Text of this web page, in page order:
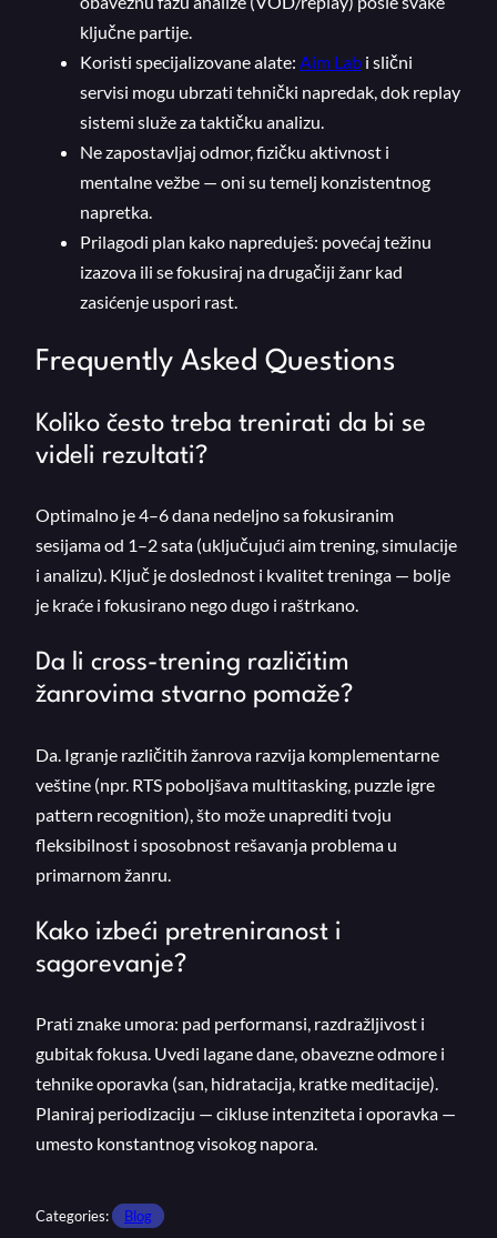
ključne partije.
Koristi specijalizovane alate: Aim Lab i slični
servisi mogu ubrzati tehnički napredak, dok replay
sistemi služe za taktičku analizu.
Ne zapostavljaj odmor, fizičku aktivnost i
mentalne vežbe — oni su temelj konzistentnog
napretka.
Prilagodi plan kako napreduješ: povećaj težinu
izazova ili se fokusiraj na drugačiji žanr kad
zasićenje uspori rast.
Frequently Asked Questions
Koliko često treba trenirati da bi se
videli rezultati?
Optimalno je 4–6 dana nedeljno sa fokusiranim
sesijama od 1–2 sata (uključujući aim trening, simulacije
i analizu). Ključ je doslednost i kvalitet treninga — bolje
je kraće i fokusirano nego dugo i raštrkano.
Da li cross-trening različitim
žanrovima stvarno pomaže?
Da. Igranje različitih žanrova razvija komplementarne
veštine (npr. RTS poboljšava multitasking, puzzle igre
pattern recognition), što može unaprediti tvoju
fleksibilnost i sposobnost rešavanja problema u
primarnom žanru.
Kako izbeći pretreniranost i
sagorevanje?
Prati znake umora: pad performansi, razdražljivost i
gubitak fokusa. Uvedi lagane dane, obavezne odmore i
tehnike oporavka (san, hidratacija, kratke meditacije).
Planiraj periodizaciju — cikluse intenziteta i oporavka —
umesto konstantnog visokog napora.
Categories: Blog